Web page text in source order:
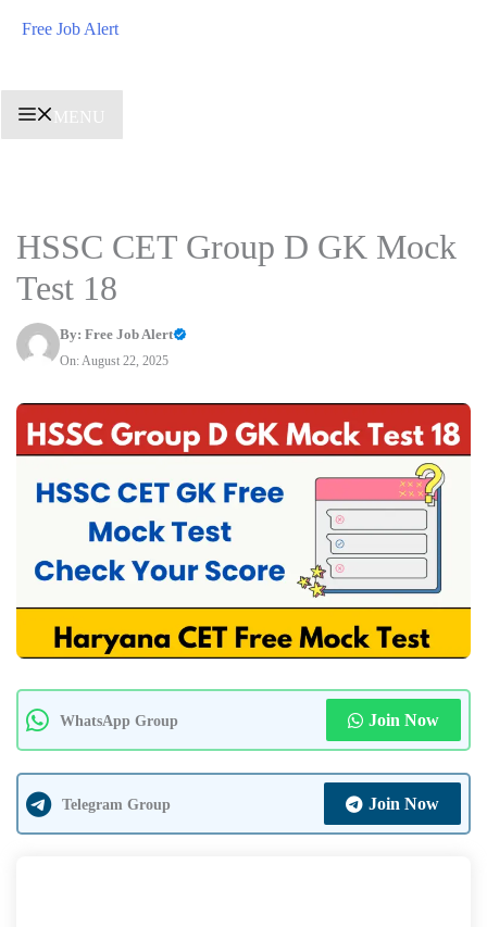
Free Job Alert
MENU
HSSC CET Group D GK Mock
Test 18
By: Free Job Alert
On: August 22, 2025
WhatsApp Group Join Now
Telegram Group Join Now